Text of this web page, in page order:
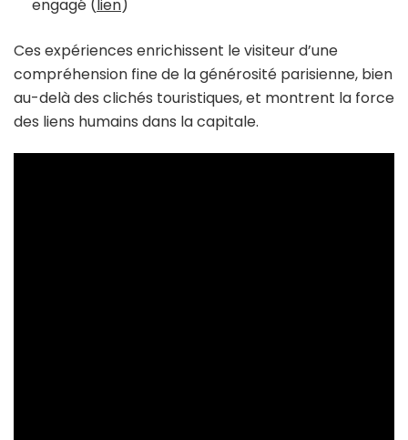
engagé (lien)
Ces expériences enrichissent le visiteur d’une
compréhension fine de la générosité parisienne, bien
au-delà des clichés touristiques, et montrent la force
des liens humains dans la capitale.